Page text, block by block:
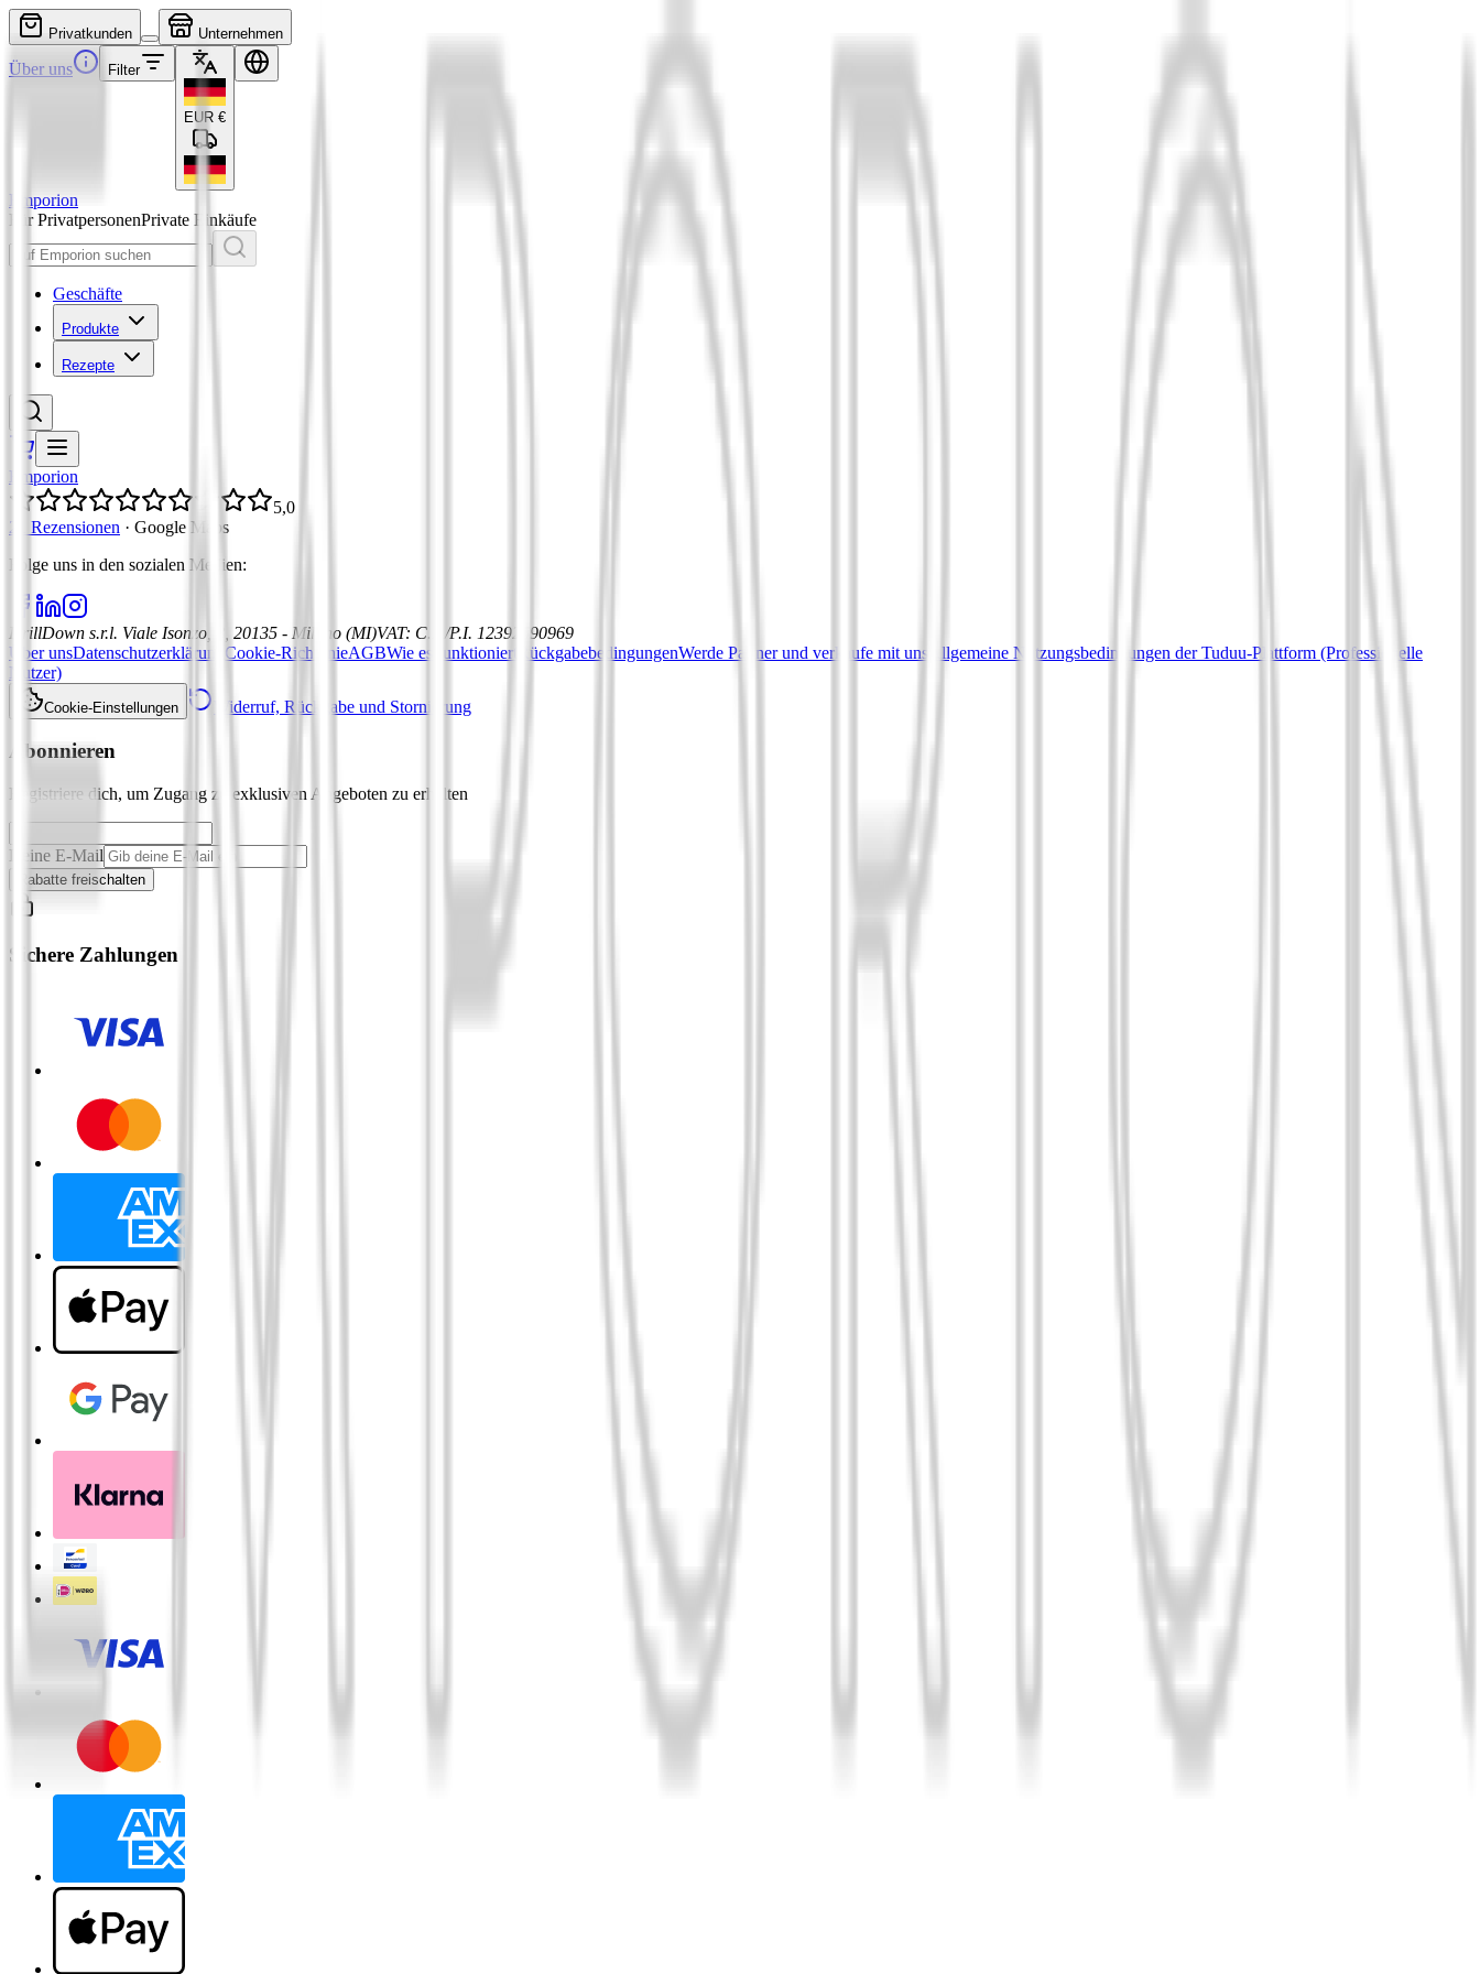
Privatkunden Unternehmen
Über uns Filter
EUR €
Emporion
Für PrivatpersonenPrivate Einkäufe
Geschäfte
Produkte
Rezepte
Emporion
5,0
21 Rezensionen · Google Maps
Folge uns in den sozialen Medien:
DrillDown s.r.l. Viale Isonzo, 8, 20135 - Milano (MI)VAT: C.F./P.I. 12392590969
Über unsDatenschutzerklärung Cookie-RichtlinieAGBWie es funktioniert RückgabebedingungenWerde Partner und verkaufe mit uns
Allgemeine Nutzungsbedingungen der Tuduu-Plattform (Professionelle
Nutzer)
Cookie-Einstellungen Widerruf, Rückgabe und Stornierung
Abonnieren
Registriere dich, um Zugang zu exklusiven Angeboten zu erhalten
Deine E-Mail
Rabatte freischalten
Sichere Zahlungen